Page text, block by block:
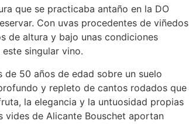
que se practicaba antaño en la DO
Con uvas procedentes de viñedos
de altura y bajo unas condiciones
singular vino.
de 50 años de edad sobre un suelo
y repleto de cantos rodados que
la elegancia y la untuosidad propias
vides de Alicante Bouschet aportan